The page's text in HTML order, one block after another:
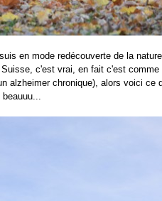
en mode redécouverte de la
c'est vrai, en fait c'est
alzheimer chronique), alors voici ce